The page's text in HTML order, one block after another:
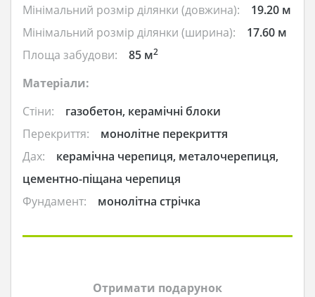
Мінімальний розмір ділянки (довжина):
19.20 м
Мінімальний розмір ділянки (ширина):
17.60 м
Площа забудови:
85 м2
Матеріали:
Стіни:
газобетон, керамічні блоки
Перекриття:
монолітне перекриття
Дах:
керамічна черепиця, металочерепиця,
цементно-піщана черепиця
Фундамент:
монолітна стрічка
Отримати подарунок